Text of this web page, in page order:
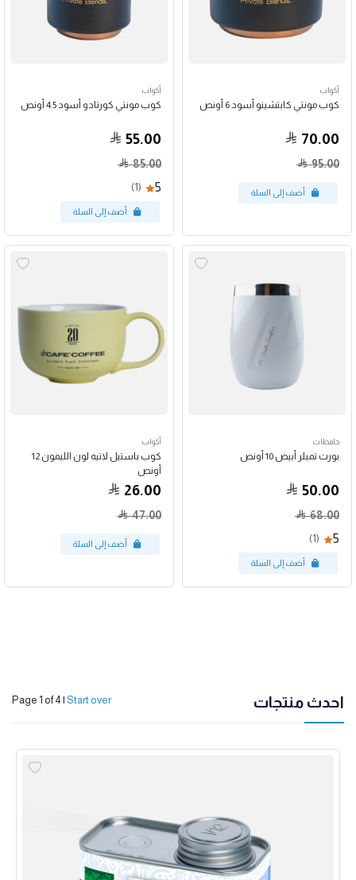
أكواب
كوب مونتي كابتشينو أسود 6 أونص
70.00
95.00
أكواب
كوب مونتي كورتادو أسود 4.5 أونص
55.00
85.00
5
(1)
حافظات
بورت تمبلر أبيض 10 أونص
50.00
68.00
5
(1)
أكواب
كوب باستيل لاتيه لون الليمون 12
أونص
26.00
47.00
احدث منتجات Page 1 of 4 | Start over